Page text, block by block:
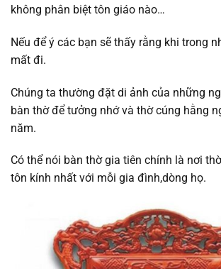
không phân biệt tôn giáo nào…
Nếu để ý các bạn sẽ thấy rằng khi trong
mất đi.
Chúng ta thường đặt di ảnh của những
bàn thờ để tưởng nhớ và thờ cúng hằng
năm.
Có thể nói bàn thờ gia tiên chính là nơi
tôn kính nhất với mỗi gia đình,dòng họ.